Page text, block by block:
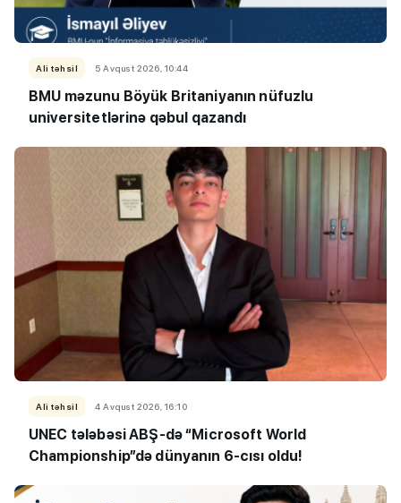
Ali təhsil 5 Avqust 2026, 10:44
BMU məzunu Böyük Britaniyanın nüfuzlu
universitetlərinə qəbul qazandı
Ali təhsil 4 Avqust 2026, 16:10
UNEC tələbəsi ABŞ-də “Microsoft World
Championship”də dünyanın 6-cısı oldu!